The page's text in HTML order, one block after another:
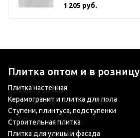
1 205 руб.
Плитка оптом и в розницу
Плитка настенная
Керамогранит и плитка для пола
Ступени, плинтуса, подступенки
Строительная плитка
Плитка для улицы и фасада